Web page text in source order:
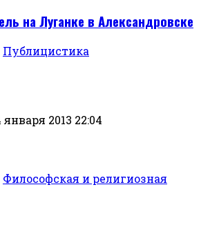
на Луганке в Александровске
Публицистика
2013 22:04
Философская и религиозная